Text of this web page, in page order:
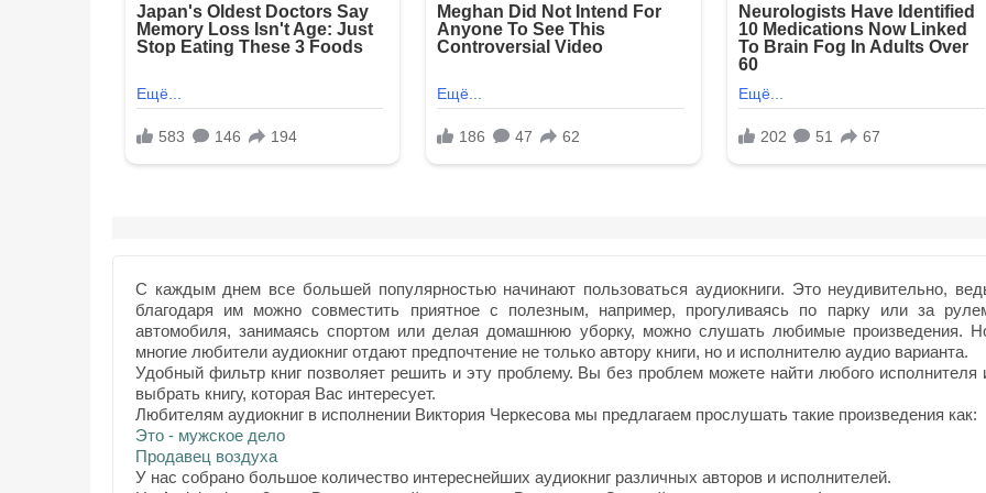
С каждым днем все большей популярностью начинают пользоваться аудиокниги. Это неудивительно,
благодаря им можно совместить приятное с полезным, например, прогуливаясь по парку или за
автомобиля, занимаясь спортом или делая домашнюю уборку, можно слушать любимые произведения.
многие любители аудиокниг отдают предпочтение не только автору книги, но и исполнителю аудио варианта.
Удобный фильтр книг позволяет решить и эту проблему. Вы без проблем можете найти любого исполнителя
выбрать книгу, которая Вас интересует.
Любителям аудиокниг в исполнении Виктория Черкесова мы предлагаем прослушать такие произведения как:
Это - мужское дело
Продавец воздуха
У нас собрано большое количество интереснейших аудиокниг различных авторов и исполнителей.